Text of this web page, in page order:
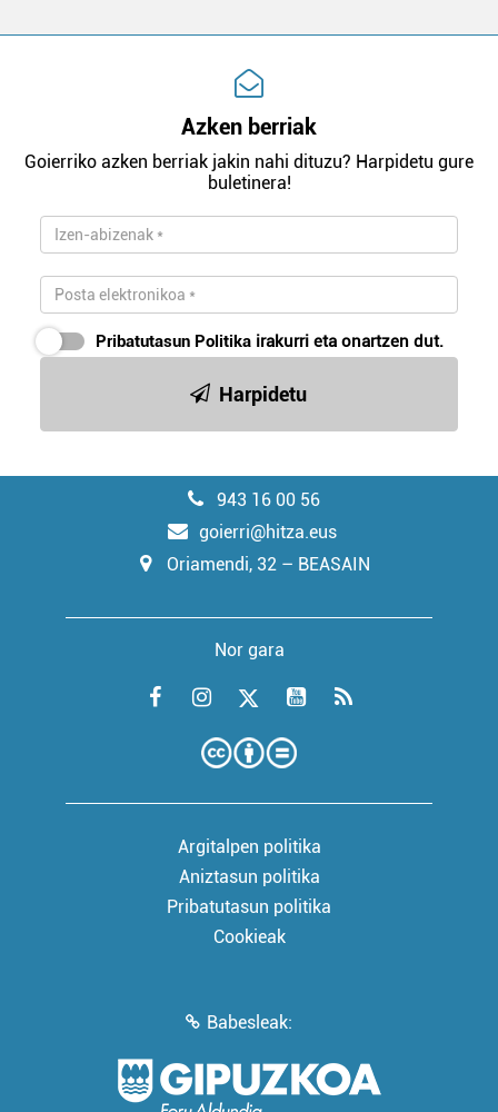
Azken berriak
Goierriko azken berriak jakin nahi dituzu? Harpidetu gure
buletinera!
Pribatutasun Politika irakurri eta onartzen dut.
Harpidetu
943 16 00 56
goierri@hitza.eus
Oriamendi, 32 – BEASAIN
Nor gara
Argitalpen politika
Aniztasun politika
Pribatutasun politika
Cookieak
Babesleak: